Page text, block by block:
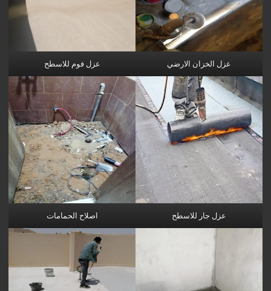
عزل الخزان الارضي عزل فوم للاسطح
عزل جار للاسطح اصلاح الحمامات